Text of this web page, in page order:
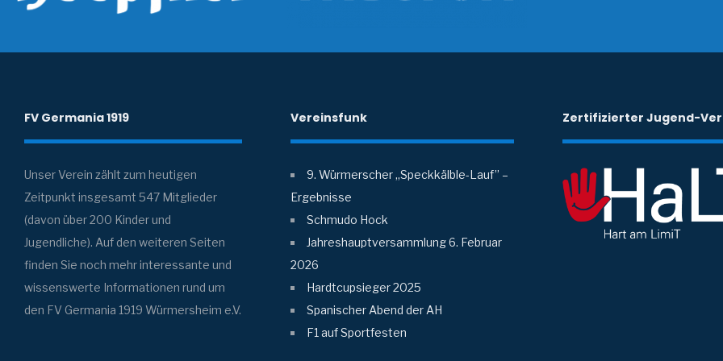
FV Germania 1919
Unser Verein zählt zum heutigen
Zeitpunkt insgesamt 547 Mitglieder
(davon über 200 Kinder und
Jugendliche). Auf den weiteren Seiten
finden Sie noch mehr interessante und
wissenswerte Informationen rund um
den FV Germania 1919 Würmersheim e.V.
Vereinsfunk
9. Würmerscher „Speckkälble-Lauf” –
Ergebnisse
Schmudo Hock
Jahreshauptversammlung 6. Februar
2026
Hardtcupsieger 2025
Spanischer Abend der AH
F1 auf Sportfesten
Zertifizierter Jugend-